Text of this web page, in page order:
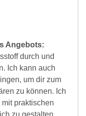
Angebots:
durch und
Ich kann auch
um dir zum
zu können. Ich
praktischen